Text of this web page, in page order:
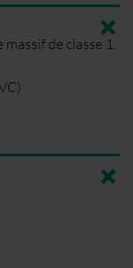
de classe 1,